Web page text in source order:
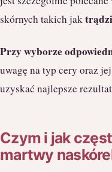
skórnych takich jak
Przy wyborze
uwagę na typ cery oraz
uzyskać najlepsze
Czym i jak
martwy